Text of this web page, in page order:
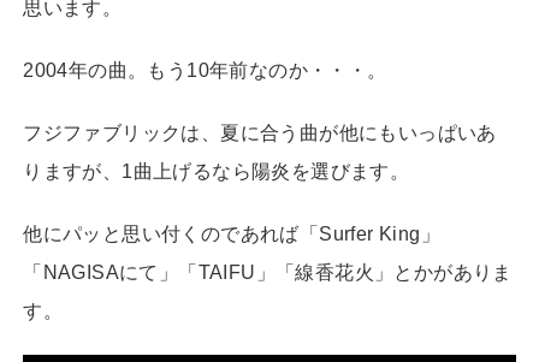
思います。
2004年の曲。もう10年前なのか・・・。
フジファブリックは、夏に合う曲が他にもいっぱいあ
りますが、1曲上げるなら陽炎を選びます。
他にパッと思い付くのであれば「Surfer King」
「NAGISAにて」「TAIFU」「線香花火」とかがありま
す。